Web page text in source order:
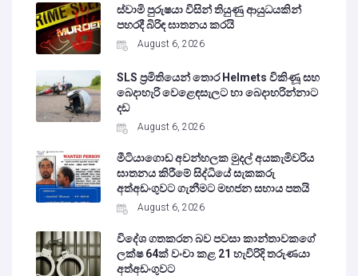
ස්වාමි පුරුෂයා විසින් තියුණු ආයුධයකින්
පහරදී බිරිඳ ඝාතනය කරයි
August 6, 2026
SLS ප්‍රමිතියෙන් තොර Helmets විකිණූ සහ
බෙදාහැරි වෙළෙඳසැලට හා බෙදාහරින්නාට
දඩ
August 6, 2026
මීටියාගොඩ අවන්හලක මුදල් අයකැමිවරිය
ඝාතනය කිරීමේ සිද්ධියේ සැකකරු
අත්අඩංගුවට ගැනීමට මහජන සහාය පතයි
August 6, 2026
විදේශ ගතකරන බව පවසා කාන්තාවකගේ
ලක්ෂ 64ක් වංචා කළ 21 හැවිරිදි තරුණයා
අත්අඩංගුවට